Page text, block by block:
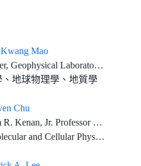
Mao
Laboratory, Carnegie Institution of Washington
、地球物理學、地質學
Chu
and Cellular Physiology, School of Medicine, Professor of Energy Science and Engineering, School of Sustainability, Stanford University
Physiology, Applied Physical Sciences